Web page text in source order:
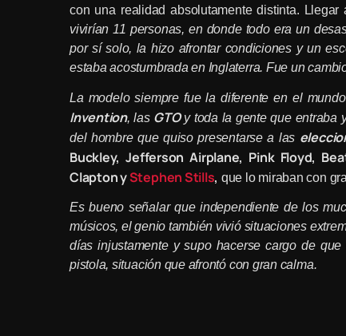
con una realidad absolutamente distinta.
vivirían 11 personas, en donde todo era un
por sí solo, la hizo afrontar condiciones y un
estaba acostumbrada en Inglaterra. Fue un
La modelo siempre fue la diferente en el
Invention, las GTOy toda la gente que entraba
del hombre que quiso presentarse a las
Buckley, Jefferson Airplane, Pink Floyd,
Clapton yStephen Stills, que lo miraban con
Es bueno señalar que independiente de los
músicos, el genio también vivió situaciones
días injustamente y supo hacerse cargo de
pistola, situación que afrontó con gran calma.